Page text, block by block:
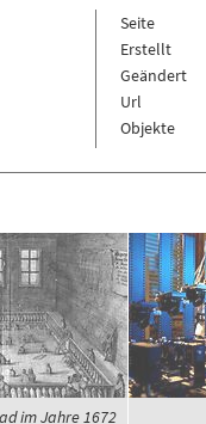
Seite
Erstellt
Geändert
Url
Objekte
im Jahre 1672